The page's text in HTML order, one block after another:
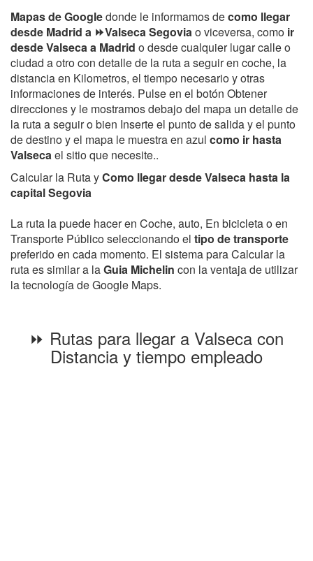
Mapas de Googledonde le informamos decomo llegar
desde Madrid a ⏩Valseca Segoviao viceversa, como ir
desde Valseca a Madrid o desde cualquier lugar calle o
ciudad a otro con detalle de la ruta a seguir en coche, la
distancia en Kilometros, el tiempo necesario y otras
informaciones de interés. Pulse en el botón Obtener
direcciones y le mostramos debajo del mapa un detalle de
la ruta a seguir o bien Inserte el punto de salida y el punto
de destino y el mapa le muestra en azul como ir hasta
Valsecael sitio que necesite..
Calcular la Ruta yComo llegar desde Valseca hasta la
capital Segovia
La ruta la puede hacer en Coche, auto, En bicicleta o en
Transporte Público seleccionando el tipo de transporte
preferido en cada momento. El sistema para Calcular la
ruta es similar a laGuia Michelin con la ventaja de utilizar
la tecnología de Google Maps.
⏩ Rutas para llegar a Valseca con
Distancia y tiempo empleado